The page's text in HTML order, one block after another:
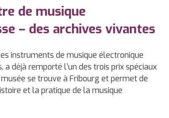
de musique
– des archives vivantes
instruments de musique électronique
a déjà remporté l’un des trois prix spéciaux
se trouve à Fribourg et permet de
et la pratique de la musique